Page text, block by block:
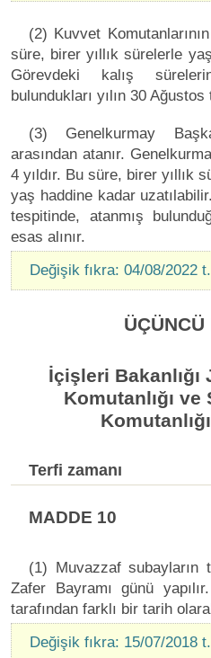
(2) Kuvvet
süre, birer yıllık sürelerle
Görevdeki kalış
bulundukları yılın 30 Ağustos
(3) Genelkurmay
arasından atanır.
4 yıldır. Bu süre, birer yıllık
yaş haddine kadar
tespitinde, atanmış
esas alınır.
Değişik fıkra: 04/08/2022
ÜÇÜNCÜ
İçişleri Bakanlığı
Komutanlığı
Terfi zamanı
MADDE 10
(1) Muvazzaf subayların
Zafer Bayramı günü
tarafından farklı bir tarih
Değişik fıkra: 15/07/2018